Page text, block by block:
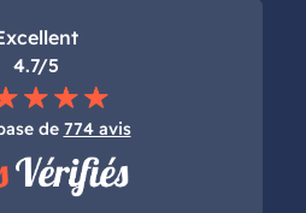
4.7/5
de 774 avis